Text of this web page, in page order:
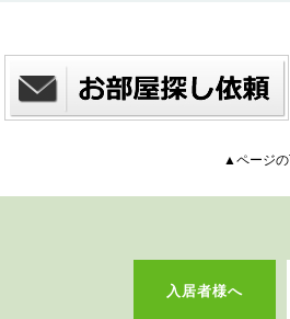
▲ページの
入居者様へ